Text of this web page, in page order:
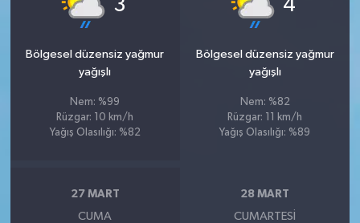
3
Bölgesel düzensiz yağmur
yağışlı
Nem: %99
Rüzgar: 10 km/h
Yağış Olasılığı: %82
4
Bölgesel düzensiz yağmur
yağışlı
Nem: %82
Rüzgar: 11 km/h
Yağış Olasılığı: %89
27 MART
CUMA
28 MART
CUMARTESI